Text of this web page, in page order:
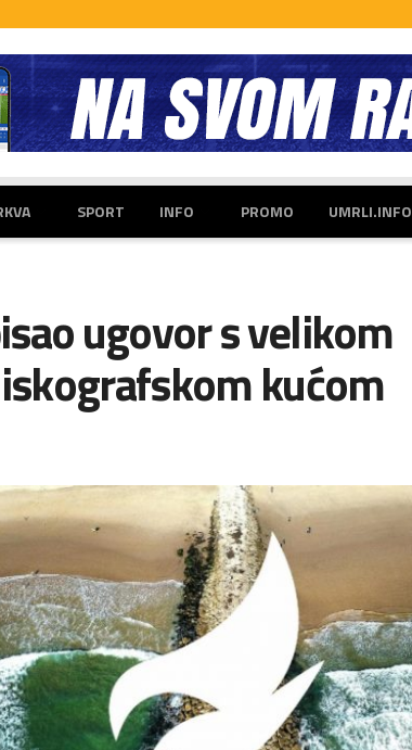
SPORT INFO PROMO UMRLI.INFO
ugovor s velikom
kućom